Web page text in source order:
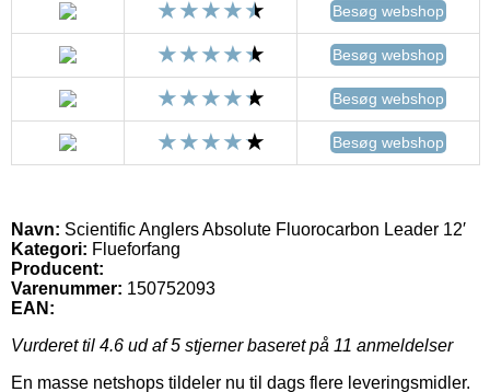
Besøg webshop
Besøg webshop
Besøg webshop
Besøg webshop
Navn: Scientific Anglers Absolute Fluorocarbon Leader 12′
Kategori: Flueforfang
Producent:
Varenummer: 150752093
EAN:
Vurderet til 4.6 ud af 5 stjerner baseret på 11 anmeldelser
En masse netshops tildeler nu til dags flere leveringsmidler.